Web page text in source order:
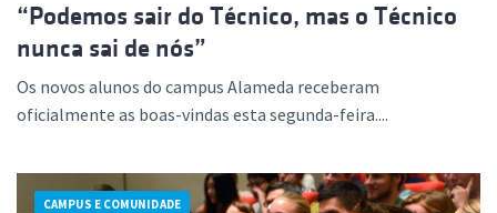
“Podemos sair do Técnico, mas o Técnico
nunca sai de nós”
Os novos alunos do campus Alameda receberam
oficialmente as boas-vindas esta segunda-feira....
CAMPUS E COMUNIDADE